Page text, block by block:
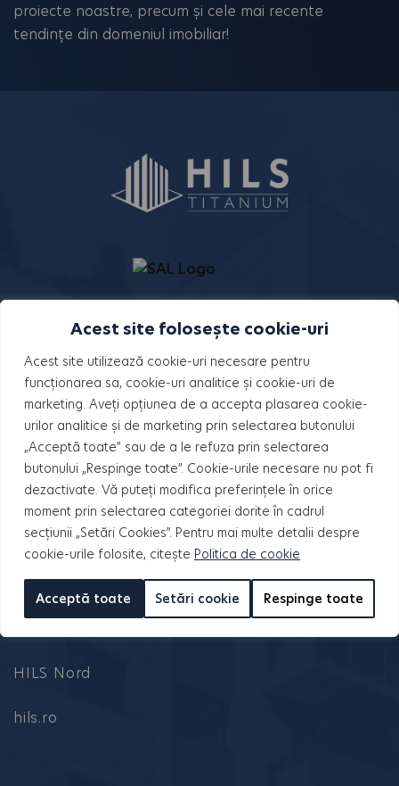
Acest site folosește cookie-uri
Acest site utilizează cookie-uri necesare pentru
funcționarea sa, cookie-uri analitice și cookie-uri de
marketing. Aveți opțiunea de a accepta plasarea cookie-
urilor analitice și de marketing prin selectarea butonului
„Acceptă toate” sau de a le refuza prin selectarea
butonului „Respinge toate”. Cookie-urile necesare nu pot fi
dezactivate. Vă puteți modifica preferințele în orice
moment prin selectarea categoriei dorite în cadrul
secțiunii „Setări Cookies”. Pentru mai multe detalii despre
cookie-urile folosite, citește Politica de cookie
Setări cookie Respinge toate
Acceptă toate
proiecte noastre, precum și cele mai recente
tendințe din domeniul imobiliar!
PROIECTE
HILS Pallady
HILS Brauner
HILS Splai
HILS Republica
HILS Sunrise
HILS Nord
hils.ro